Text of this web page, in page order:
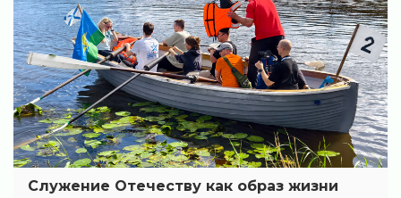
Служение Отечеству как образ жизни